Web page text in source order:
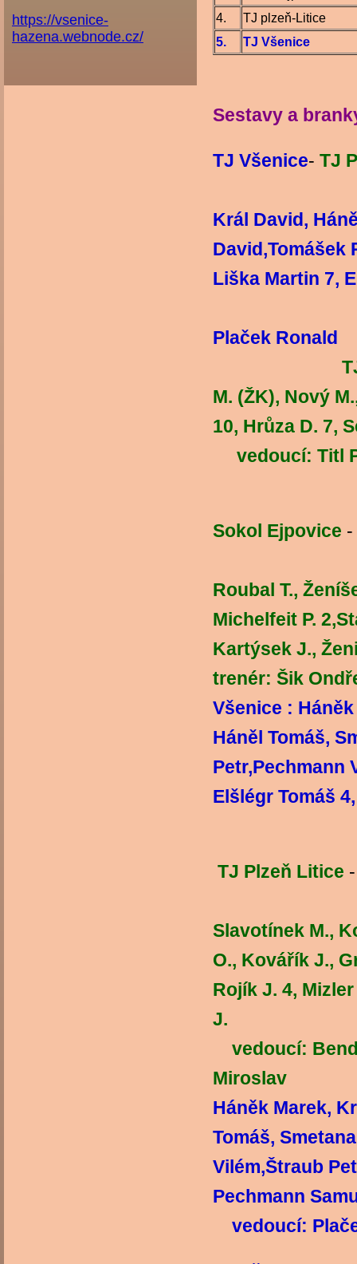
https://vsenice-
hazena.webnode.cz/
4.
TJ plzeň-Litice
5.
TJ Všenice
Sestavy a
TJ Všenice- TJ
Král David,
David,Tomášek
Liška Martin 7,
Plaček Ronald
M. (ŽK), Nový
10,
vedoucí: Titl
Sokol Ejpovice -
Roubal T.,
Michelfeit P.
Kartýsek J.,
trenér: Šik
Všenice :
Háněl Tomáš,
Petr,Pechmann
Elšlégr
TJ Plzeň Litice
Slavotínek M.,
O., Kovářík J.,
Rojík J. 4,
vedoucí:
Miroslav
Háněk Marek,
Tomáš,
Vilém,Štraub
vedoucí: